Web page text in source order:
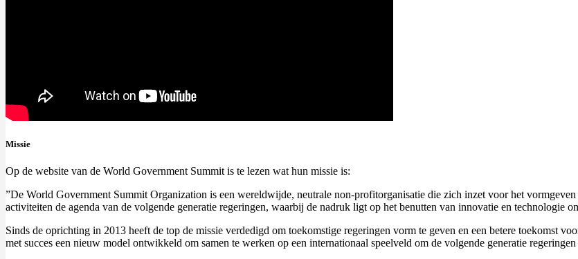
Missie
Op de website van de World Government Summit is te lezen wat hun missie is:
”De World Government Summit Organization is een wereldwijde, neutrale non-profitorganisatie die zich inzet voor het
activiteiten de agenda van de volgende generatie regeringen, waarbij de nadruk ligt op het benutten van innovatie en technologie
Sinds de oprichting in 2013 heeft de top de missie verdedigd om toekomstige regeringen vorm te geven en een betere toekomst
met succes een nieuw model ontwikkeld om samen te werken op een internationaal speelveld om de volgende generatie